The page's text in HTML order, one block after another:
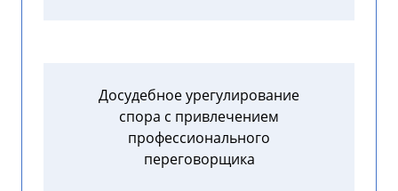
Досудебное урегулирование
спора с привлечением
профессионального
переговорщика